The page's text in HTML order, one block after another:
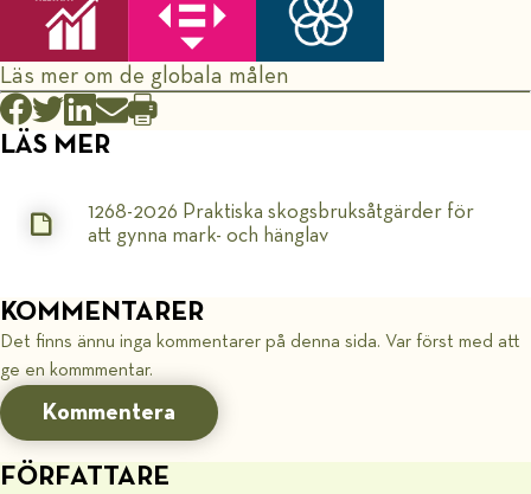
Läs mer om de globala målen
LÄS MER
1268-2026 Praktiska skogsbruksåtgärder för
att gynna mark- och hänglav
KOMMENTARER
Det finns ännu inga kommentarer på denna sida. Var först med att
ge en kommmentar.
Kommentera
FÖRFATTARE